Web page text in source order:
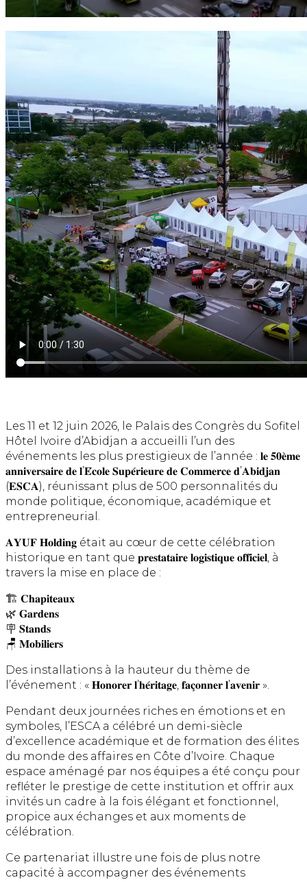
Les 11 et 12 juin 2026, le Palais des Congrès du Sofitel
Hôtel Ivoire d’Abidjan a accueilli l’un des
événements les plus prestigieux de l’année : 𝐥𝐞 𝟓𝟎𝐞̀𝐦𝐞
𝐚𝐧𝐧𝐢𝐯𝐞𝐫𝐬𝐚𝐢𝐫𝐞 𝐝𝐞 𝐥’𝐄́𝐜𝐨𝐥𝐞 𝐒𝐮𝐩𝐞́𝐫𝐢𝐞𝐮𝐫𝐞 𝐝𝐞 𝐂𝐨𝐦𝐦𝐞𝐫𝐜𝐞 𝐝’𝐀𝐛𝐢𝐝𝐣𝐚𝐧
(𝐄𝐒𝐂𝐀), réunissant plus de 500 personnalités du
monde politique, économique, académique et
entrepreneurial.
𝐀𝐘𝐔𝐅 𝐇𝐨𝐥𝐝𝐢𝐧𝐠 était au cœur de cette célébration
historique en tant que 𝐩𝐫𝐞𝐬𝐭𝐚𝐭𝐚𝐢𝐫𝐞 𝐥𝐨𝐠𝐢𝐬𝐭𝐢𝐪𝐮𝐞 𝐨𝐟𝐟𝐢𝐜𝐢𝐞𝐥, à
travers la mise en place de :
🏗️ 𝐂𝐡𝐚𝐩𝐢𝐭𝐞𝐚𝐮𝐱
🌿 𝐆𝐚𝐫𝐝𝐞𝐧𝐬
🪧 𝐒𝐭𝐚𝐧𝐝𝐬
🪑 𝐌𝐨𝐛𝐢𝐥𝐢𝐞𝐫𝐬
Des installations à la hauteur du thème de
l’événement : « 𝐇𝐨𝐧𝐨𝐫𝐞𝐫 𝐥’𝐡𝐞́𝐫𝐢𝐭𝐚𝐠𝐞, 𝐟𝐚𝐜̧𝐨𝐧𝐧𝐞𝐫 𝐥’𝐚𝐯𝐞𝐧𝐢𝐫 ».
Pendant deux journées riches en émotions et en
symboles, l’ESCA a célébré un demi-siècle
d’excellence académique et de formation des élites
du monde des affaires en Côte d’Ivoire. Chaque
espace aménagé par nos équipes a été conçu pour
refléter le prestige de cette institution et offrir aux
invités un cadre à la fois élégant et fonctionnel,
propice aux échanges et aux moments de
célébration.
Ce partenariat illustre une fois de plus notre
capacité à accompagner des événements